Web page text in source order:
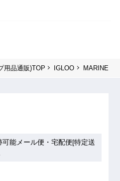
用品通販)TOP IGLOO MARINE
能メール便・宅配便[特定送